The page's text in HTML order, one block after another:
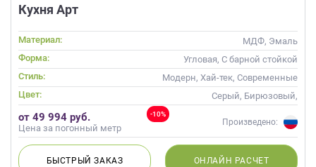
Кухня Арт
Материал:
МДФ, Эмаль
Форма:
Угловая, С барной стойкой
Стиль:
Модерн, Хай-тек, Современные
Цвет:
Серый, Бирюзовый,
Оливковый, Мятный
-10%
от 49 994 руб.
Цена за погонный метр
Произведено:
БЫСТРЫЙЗАКАЗ ОНЛАЙН РАСЧЕТ